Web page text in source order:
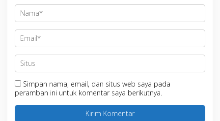
Simpan nama, email, dan situs web saya pada
peramban ini untuk komentar saya berikutnya.